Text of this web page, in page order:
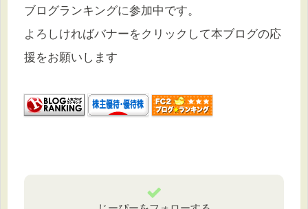
ブログランキングに参加中です。
よろしければバナーをクリックして本ブログの応
援をお願いします